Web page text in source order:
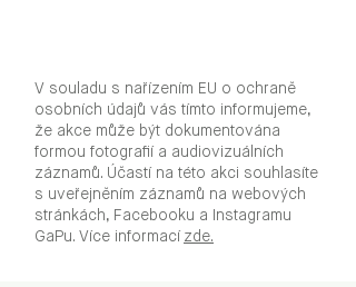
V souladu s nařízením EU o ochraně
osobních údajů vás tímto informujeme,
že akce může být dokumentována
formou fotografií a audiovizuálních
záznamů. Účastí na této akci souhlasíte
s uveřejněním záznamů na webových
stránkách, Facebooku a Instagramu
GaPu. Více informací zde.